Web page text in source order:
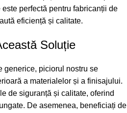
perfectă pentru fabricanții de
eficiență și calitate.
Soluție
generice, piciorul nostru se
a materialelor și a finisajului.
de siguranță și calitate, oferind
De asemenea, beneficiați de